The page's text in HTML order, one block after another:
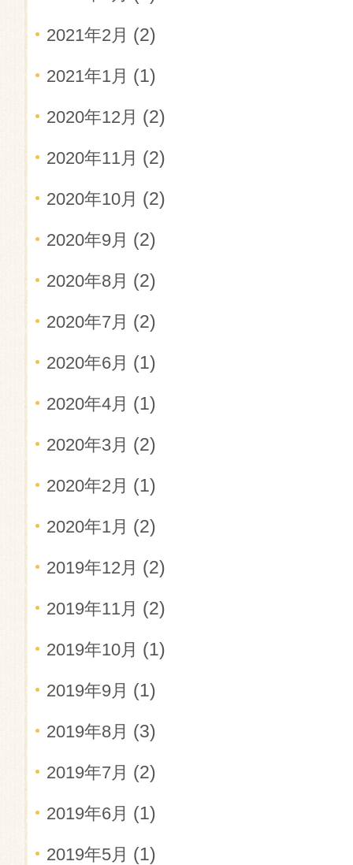
2021年2月 (2)
2021年1月 (1)
2020年12月 (2)
2020年11月 (2)
2020年10月 (2)
2020年9月 (2)
2020年8月 (2)
2020年7月 (2)
2020年6月 (1)
2020年4月 (1)
2020年3月 (2)
2020年2月 (1)
2020年1月 (2)
2019年12月 (2)
2019年11月 (2)
2019年10月 (1)
2019年9月 (1)
2019年8月 (3)
2019年7月 (2)
2019年6月 (1)
2019年5月 (1)